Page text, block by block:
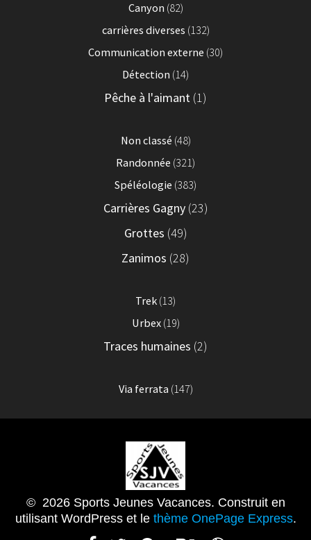
Canyon (82)
carrières diverses (132)
Communication externe (30)
Détection (14)
Pêche à l'aimant (1)
Non classé (48)
Randonnée (321)
Spéléologie (383)
Carrières Gagny(23)
Grottes (49)
Zanimos (28)
Trek (13)
Urbex(19)
Traces humaines (2)
Via ferrata (147)
© 2026 Sports Jeunes Vacances. Construit en
utilisant WordPress et le thème OnePage Express.